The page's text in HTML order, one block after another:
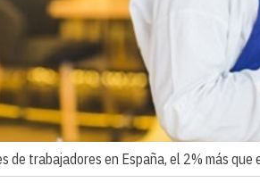
de trabajadores en España, el 2% más que